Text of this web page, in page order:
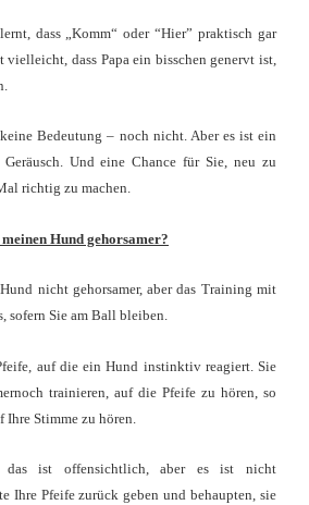
dass „Komm“ oder “Hier” praktisch gar
vielleicht, dass Papa ein bisschen genervt ist,
Bedeutung – noch nicht. Aber es ist ein
Geräusch. Und eine Chance für Sie, neu zu
richtig zu machen.
Hund gehorsamer?
nicht gehorsamer, aber das Training mit
sofern Sie am Ball bleiben.
auf die ein Hund instinktiv reagiert. Sie
trainieren, auf die Pfeife zu hören, so
Stimme zu hören.
das ist offensichtlich, aber es ist nicht
Ihre Pfeife zurück geben und behaupten, sie